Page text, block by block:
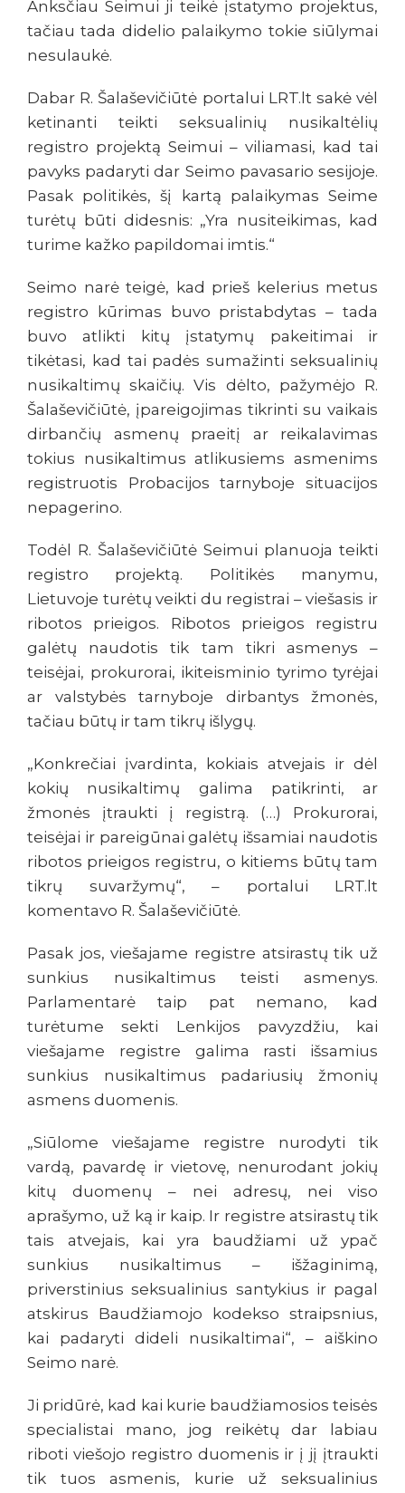
Anksčiau Seimui ji teikė įstatymo projektus,
tačiau tada didelio palaikymo tokie siūlymai
nesulaukė.
Dabar R. Šalaševičiūtė portalui LRT.lt sakė vėl
ketinanti teikti seksualinių nusikaltėlių
registro projektą Seimui – viliamasi, kad tai
pavyks padaryti dar Seimo pavasario sesijoje.
Pasak politikės, šį kartą palaikymas Seime
turėtų būti didesnis: „Yra nusiteikimas, kad
turime kažko papildomai imtis.“
Seimo narė teigė, kad prieš kelerius metus
registro kūrimas buvo pristabdytas – tada
buvo atlikti kitų įstatymų pakeitimai ir
tikėtasi, kad tai padės sumažinti seksualinių
nusikaltimų skaičių. Vis dėlto, pažymėjo R.
Šalaševičiūtė, įpareigojimas tikrinti su vaikais
dirbančių asmenų praeitį ar reikalavimas
tokius nusikaltimus atlikusiems asmenims
registruotis Probacijos tarnyboje situacijos
nepagerino.
Todėl R. Šalaševičiūtė Seimui planuoja teikti
registro projektą. Politikės manymu,
Lietuvoje turėtų veikti du registrai – viešasis ir
ribotos prieigos. Ribotos prieigos registru
galėtų naudotis tik tam tikri asmenys –
teisėjai, prokurorai, ikiteisminio tyrimo tyrėjai
ar valstybės tarnyboje dirbantys žmonės,
tačiau būtų ir tam tikrų išlygų.
„Konkrečiai įvardinta, kokiais atvejais ir dėl
kokių nusikaltimų galima patikrinti, ar
žmonės įtraukti į registrą. (…) Prokurorai,
teisėjai ir pareigūnai galėtų išsamiai naudotis
ribotos prieigos registru, o kitiems būtų tam
tikrų suvaržymų“, – portalui LRT.lt
komentavo R. Šalaševičiūtė.
Pasak jos, viešajame registre atsirastų tik už
sunkius nusikaltimus teisti asmenys.
Parlamentarė taip pat nemano, kad
turėtume sekti Lenkijos pavyzdžiu, kai
viešajame registre galima rasti išsamius
sunkius nusikaltimus padariusių žmonių
asmens duomenis.
„Siūlome viešajame registre nurodyti tik
vardą, pavardę ir vietovę, nenurodant jokių
kitų duomenų – nei adresų, nei viso
aprašymo, už ką ir kaip. Ir registre atsirastų tik
tais atvejais, kai yra baudžiami už ypač
sunkius nusikaltimus – išžaginimą,
priverstinius seksualinius santykius ir pagal
atskirus Baudžiamojo kodekso straipsnius,
kai padaryti dideli nusikaltimai“, – aiškino
Seimo narė.
Ji pridūrė, kad kai kurie baudžiamosios teisės
specialistai mano, jog reikėtų dar labiau
riboti viešojo registro duomenis ir į jį įtraukti
tik tuos asmenis, kurie už seksualinius